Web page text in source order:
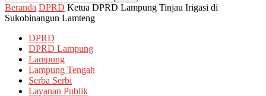
Beranda DPRD Ketua DPRD Lampung Tinjau Irigasi di
Sukobinangun Lamteng
DPRD
DPRD Lampung
Lampung
Lampung Tengah
Serba Serbi
Layanan Publik